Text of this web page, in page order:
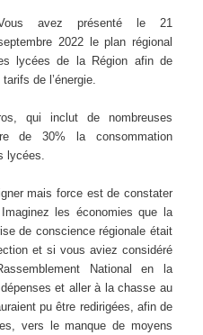
avez présenté le 21
2022 le plan régional
lycées de la Région afin de
de l’énergie.
qui inclut de nombreuses
de 30% la consommation
lycées.
mais force est de constater
les économies que la
de conscience régionale était
et si vous aviez considéré
National en la
et aller à la chasse au
pu être redirigées, afin de
vers le manque de moyens